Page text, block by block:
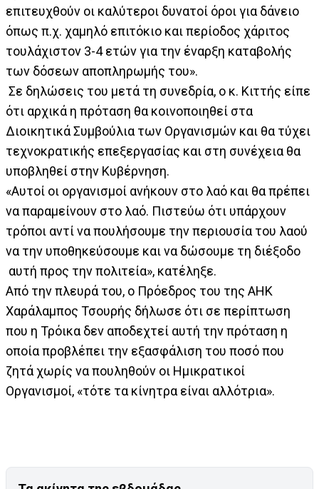
επιτευχθούν οι καλύτεροι δυνατοί όροι για δάνειο
όπως π.χ. χαμηλό επιτόκιο και περίοδος χάριτος
τουλάχιστον 3-4 ετών για την έναρξη καταβολής
των δόσεων αποπληρωμής του».
Σε δηλώσεις του μετά τη συνεδρία, ο κ. Κιττής είπε
ότι αρχικά η πρόταση θα κοινοποιηθεί στα
Διοικητικά Συμβούλια των Οργανισμών και θα τύχει
τεχνοκρατικής επεξεργασίας και στη συνέχεια θα
υποβληθεί στην Κυβέρνηση.
«Αυτοί οι οργανισμοί ανήκουν στο λαό και θα πρέπει
να παραμείνουν στο λαό. Πιστεύω ότι υπάρχουν
τρόποι αντί να πουλήσουμε την περιουσία του λαού
να την υποθηκεύσουμε και να δώσουμε τη διέξοδο
αυτή προς την πολιτεία», κατέληξε.
Από την πλευρά του, ο Πρόεδρος του της ΑΗΚ
Χαράλαμπος Τσουρής δήλωσε ότι σε περίπτωση
που η Τρόικα δεν αποδεχτεί αυτή την πρόταση η
οποία προβλέπει την εξασφάλιση του ποσό που
ζητά χωρίς να πουληθούν οι Ημικρατικοί
Οργανισμοί, «τότε τα κίνητρα είναι αλλότρια».